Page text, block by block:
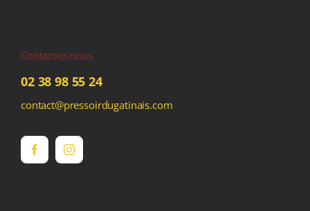
Contactez-nous
02 38 98 55 24
contact@pressoirdugatinais.com